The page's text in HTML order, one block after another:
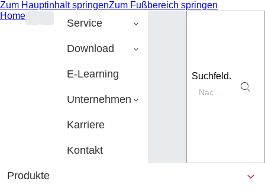
Zum Hauptinhalt springenZum Fußbereich springen
Home
Service
Download
E-Learning
Unternehmen
Karriere
Kontakt
Suchfeld.
Produkte